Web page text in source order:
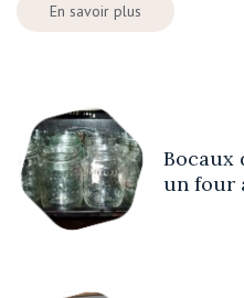
En savoir plus
Bocaux
un four